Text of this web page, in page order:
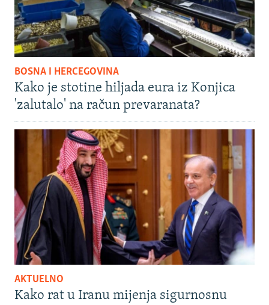
BOSNA I HERCEGOVINA
Kako je stotine hiljada eura iz Konjica
'zalutalo' na račun prevaranata?
AKTUELNO
Kako rat u Iranu mijenja sigurnosnu